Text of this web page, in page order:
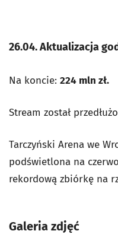
26.04. Aktualizacja
Na koncie: 224 mln zł.
Stream został
Tarczyński Arena we
podświetlona na
rekordową zbiórkę na
Galeria zdjęć